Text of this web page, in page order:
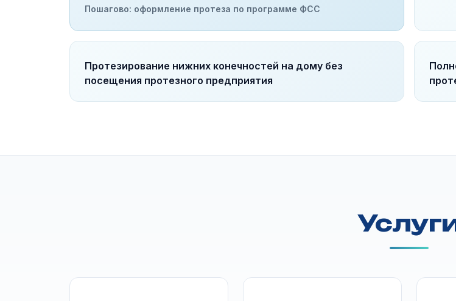
Пошагово: оформление протеза по программе ФСС
Протезирование нижних конечностей на дому без
посещения протезного предприятия